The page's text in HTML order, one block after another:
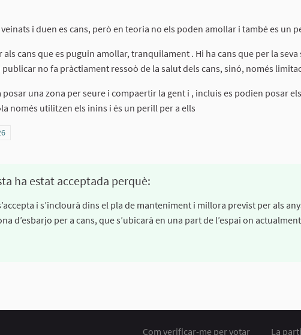
i duen es cans, però en teoria no els poden amollar i també es un
cans que es puguin amollar, tranquilament . Hi ha cans que per la
publicar no fa pràctiament ressoò de la salut dels cans, sinó, només
una zona per seure i compaertir la gent i , incluis es podien posar
només utilitzen els inins i és un perill per a ells
Pla Manteniment 2025/26
ha estat acceptada perquè:
i s’inclourà dins el pla de manteniment i millora previst per als
d’esbarjo per a cans, que s’ubicarà en una part de l’espai on
Com verificar-me per votar La